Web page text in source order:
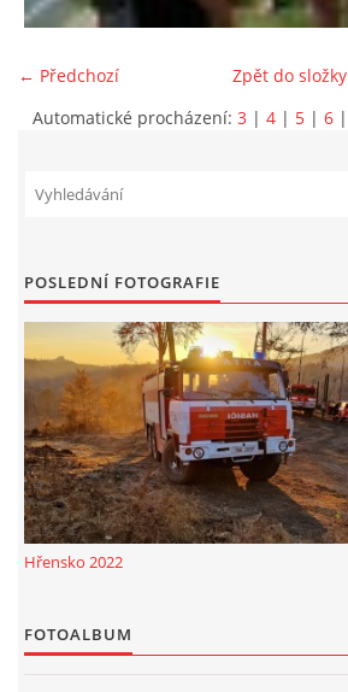
← Předchozí
Zpět do složky
Automatické procházení: 3 | 4 | 5 | 6 |
POSLEDNÍ FOTOGRAFIE
Hřensko 2022
FOTOALBUM